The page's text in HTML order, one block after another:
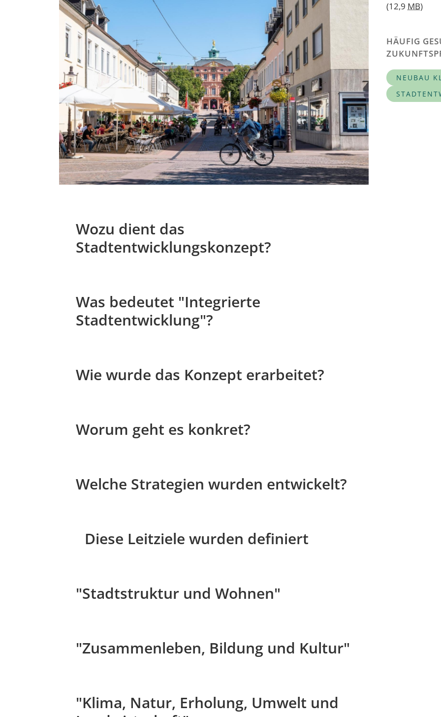
Wozu dient das
Stadtentwicklungskonzept?
Was bedeutet "Integrierte
Stadtentwicklung"?
Wie wurde das Konzept erarbeitet?
Worum geht es konkret?
Welche Strategien wurden entwickelt?
Diese Leitziele wurden definiert
"Stadtstruktur und Wohnen"
"Zusammenleben, Bildung und Kultur"
"Klima, Natur, Erholung, Umwelt und
(12,9 MB)
HÄUFIG
NEUBAU